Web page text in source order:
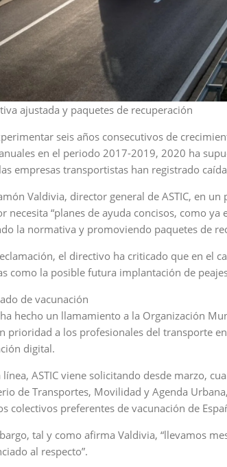
ajustada y paquetes de recuperación
seis años consecutivos de
en el periodo 2017-2019, 2020 ha
empresas transportistas han registrado
Valdivia, director general de ASTIC, en
necesita “planes de ayuda concisos, como
la normativa y promoviendo paquetes de
el directivo ha criticado que en el
como la posible futura implantación de
de vacunación
ha hecho un llamamiento a la Organización
prioridad a los profesionales del transporte
digital.
línea, ASTIC viene solicitando desde marzo,
de Transportes, Movilidad y Agenda
colectivos preferentes de vacunación de
tal y como afirma Valdivia, “llevamos
al respecto”.